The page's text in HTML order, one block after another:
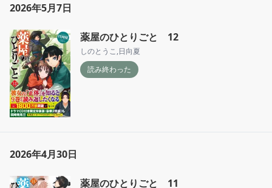
2026年5月7日
薬屋のひとりごと 12
しのとうこ ,日向夏
読み終わった
2026年4月30日
薬屋のひとりごと 11